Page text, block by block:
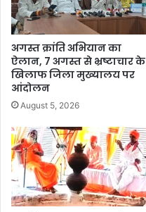
अगस्त क्रांति अभियान का
ऐलान, 7 अगस्त से भ्रष्टाचार के
खिलाफ जिला मुख्यालय पर
आंदोलन
August 5, 2026